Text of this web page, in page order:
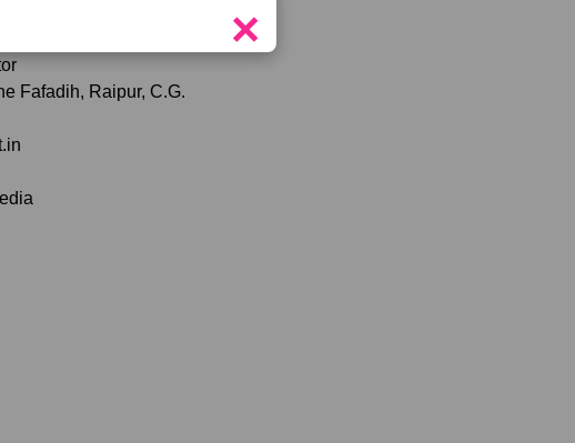
×
Fafadih, Raipur, C.G.